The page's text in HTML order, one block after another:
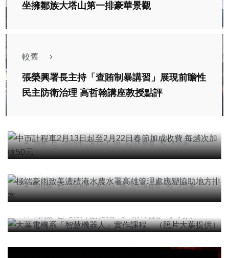
坐擁鄒族大塔山第一排豪華景觀
較舊
張榮興署長主持「查賄制暴講習」展現前瞻性
民主防衛治理 高哲翰講座教授點評
陳明 2026年二月13日 9,214 觀看 4 分享
綜合新聞
極端豪雨致美濃積淹水農水署高雄管理處應變協助
陳信銘 2026年六月25日 6,439 觀看 3 分享
社會 綜合新聞 健康 旅遊 文教
大葉電機系「智慧機器人」實作課程。（照片大葉
提供）
周為政 2026年三月23日 8,570 觀看 3 分享